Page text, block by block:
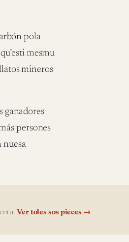
pola
mesmu
mineros
ganadores
persones
nuesa
Ver toles sos pieces →